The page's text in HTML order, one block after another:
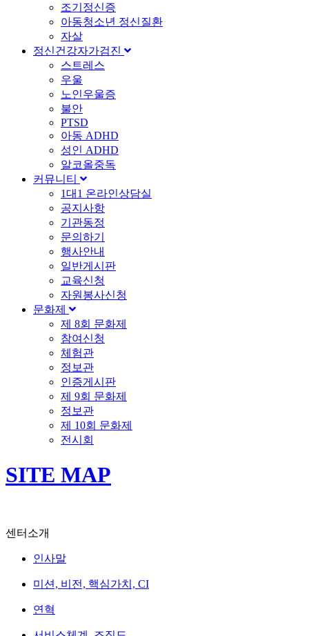
조기정신증
아동청소년 정신질환
자살
정신건강자가검진
스트레스
우울
노인우울증
불안
PTSD
아동 ADHD
성인 ADHD
알코올중독
커뮤니티
1대1 온라인상담실
공지사항
기관동정
문의하기
행사안내
일반게시판
교육신청
자원봉사신청
문화제
제 8회 문화제
참여신청
체험관
정보관
인증게시판
제 9회 문화제
정보관
제 10회 문화제
전시회
SITE MAP
센터소개
인사말
미션, 비전, 핵심가치, CI
연혁